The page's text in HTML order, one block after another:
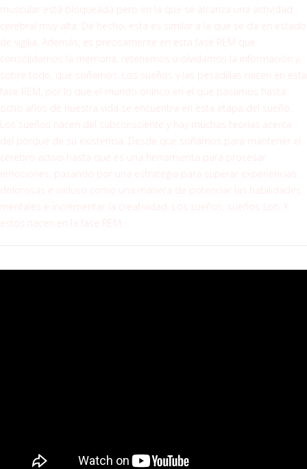
muscular está bloqueada pero en la que se alcanza una actividad
cerebral muy alta. De hecho, esta es similar a la que se da en estado
de vigilia. Además, es precisamente en esta fase REM que
consolidamos la memoria, retenemos u olvidamos la información y,
sobre todo, que soñamos. Los sueños y las pesadillas nacen en esta
fase REM, por lo que el mundo onírico en el que pasamos hasta
ocho años de nuestra vida se encuentra en esta etapa del sueño.
Los sueños nacen del subconsciente y hay muchas teorías acerca
del porqué de su existencia. Desde que soñamos para mantener el
cerebro activo hasta que es una herramienta para procesar
emociones, pasando por una estrategia para superar experiencias
dolorosas e incluso como una manera de potenciar las habilidades
mentales e incrementar la creatividad. Los sueños, sueños son. Y
estos nacen en la fase REM.